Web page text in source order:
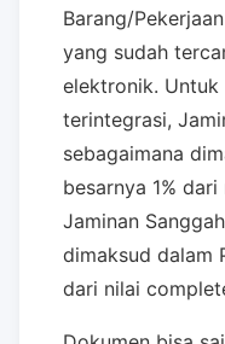
Barang/
yang sudah
elektronik. Untuk
terintegrasi,
sebagaimana
besarnya 1%
Jaminan
dimaksud dalam
dari nilai